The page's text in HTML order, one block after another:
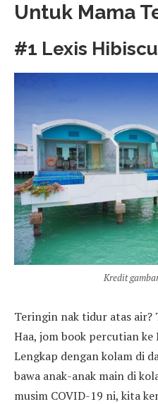
Untuk Mama
#1 Lexis
Kredit
Teringin nak tidur atas
Haa, jom book percutian ke
Lengkap dengan kolam di
bawa anak-anak main di
musim COVID-19 ni, kita